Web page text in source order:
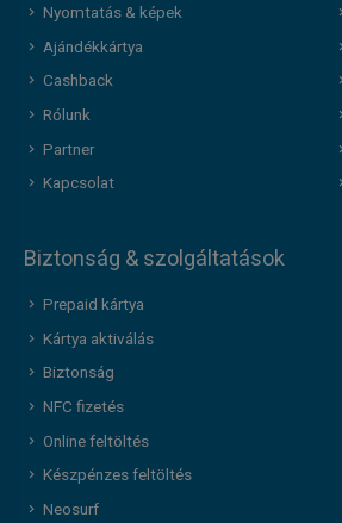
Nyomtatás & képek
Ajándékkártya
Cashback
Rólunk
Partner
Kapcsolat
Biztonság & szolgáltatások
Prepaid kártya
Kártya aktiválás
Biztonság
NFC fizetés
Online feltöltés
Készpénzes feltöltés
Neosurf